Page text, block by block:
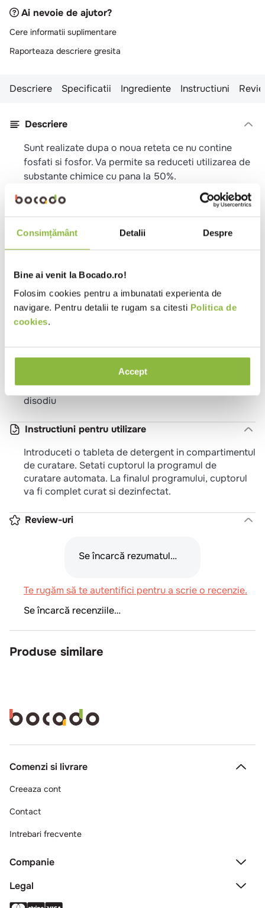
Consimțământ Detalii Despre
Bine ai venit la Bocado.ro!
Folosim cookies pentru a imbunatati experienta de
navigare. Pentru detalii te rugam sa citesti Politica de
cookies.
Accept
Ai nevoie de ajutor?
Cere informatii suplimentare
Raporteaza descriere gresita
Descriere Specificatii Ingrediente Instructiuni
Descriere
Sunt realizate dupa o noua reteta ce nu contine
fosfati si fosfor. Va permite sa reduceti utilizarea de
substante chimice cu pana la 50%.
Specificatii
Format
Tablete
Tip produs
Utilizare detergent
Parfum
Fara parfum
Ph
12,5
Hidroxid de sodiu, carbonat de sodiu, metasilicat
disodiu
Instructiuni pentru utilizare
Introduceti o tableta de detergent in compartimentul
de curatare. Setati cuptorul la programul de
curatare automata. La finalul programului, cuptorul
va fi complet curat si dezinfectat.
Review-uri
Se încarcă rezumatul…
Te rugăm să te autentifici pentru a scrie o recenzie.
Se încarcă recenziile…
Produse similare
Comenzi si livrare
Creeaza cont
Contact
Intrebari frecvente
Companie
Legal